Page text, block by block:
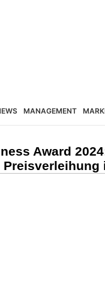
MANAGEMENT
Award
Preisverleihung